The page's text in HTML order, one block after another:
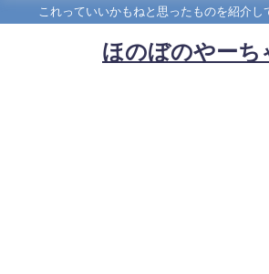
これっていいかもねと思ったものを紹介し
ほのぼのやーち